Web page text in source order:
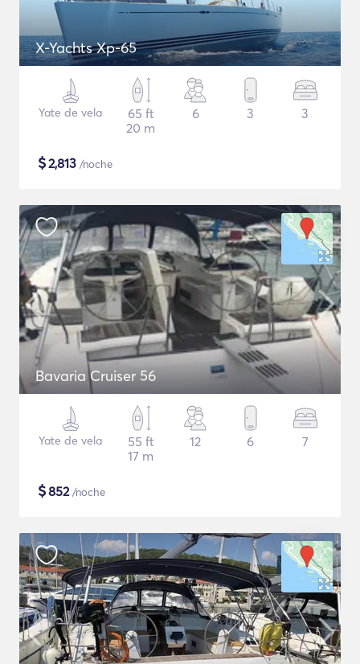
X-Yachts Xp-65
Yate de vela
65 ft
20 m
6 3 3
$2,813 /noche
Bavaria Cruiser 56
Yate de vela
55 ft
17 m
12 6 7
$852/noche